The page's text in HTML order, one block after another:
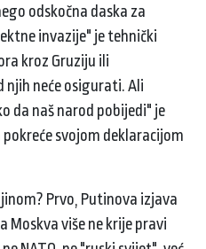
odskočna daska za
invazije" je tehnički
kroz Gruziju ili
njih neće osigurati. Ali
da naš narod pobijedi" je
svojom deklaracijom
Prvo, Putinova izjava
Moskva više ne krije pravi